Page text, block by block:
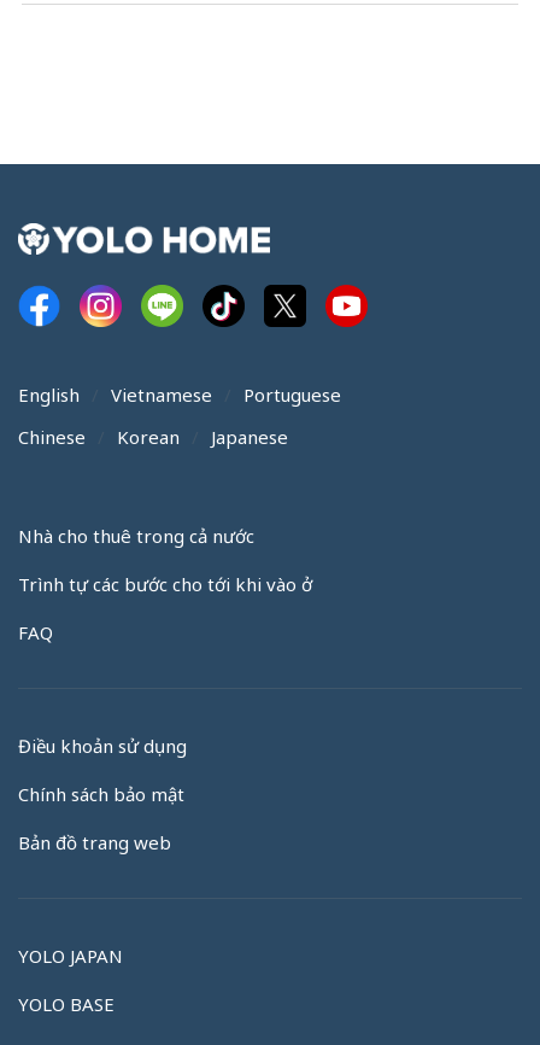
English Vietnamese
Portuguese
Chinese
Korean Japanese
Nhà cho thuê trong cả nước
Trình tự các bước cho tới khi vào ở
FAQ
Điều khoản sử dụng
Chính sách bảo mật
Bản đồ trang web
YOLO JAPAN
YOLO BASE